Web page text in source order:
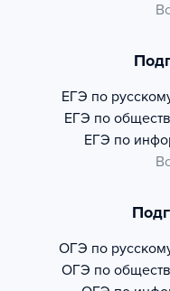
ЕГЭ по
ЕГЭ по
ЕГЭ по
ОГЭ по
ОГЭ по